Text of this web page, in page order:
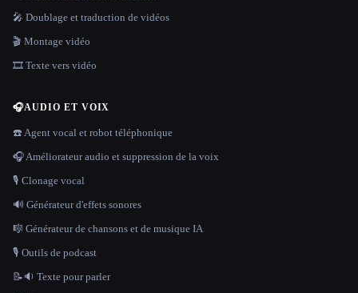
🎤 Doublage et traduction de vidéos
🎬 Montage vidéo
🎞️ Texte vers vidéo
🎧AUDIO ET VOIX
☎️ Agent vocal et robot téléphonique
🎧 Améliorateur audio et suppression de la voix
🎙️ Clonage vocal
🔊 Générateur d'effets sonores
🎼 Générateur de chansons et de musique IA
🎙️ Outils de podcast
📝🔉 Texte pour parler